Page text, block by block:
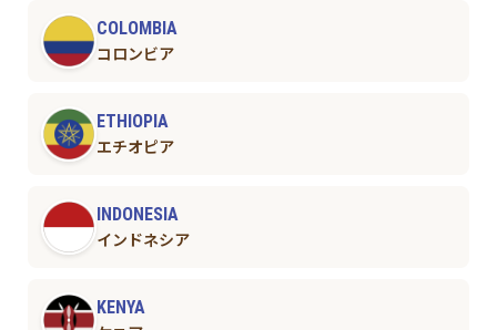
COLOMBIA
コロンビア
ETHIOPIA
エチオピア
INDONESIA
インドネシア
KENYA